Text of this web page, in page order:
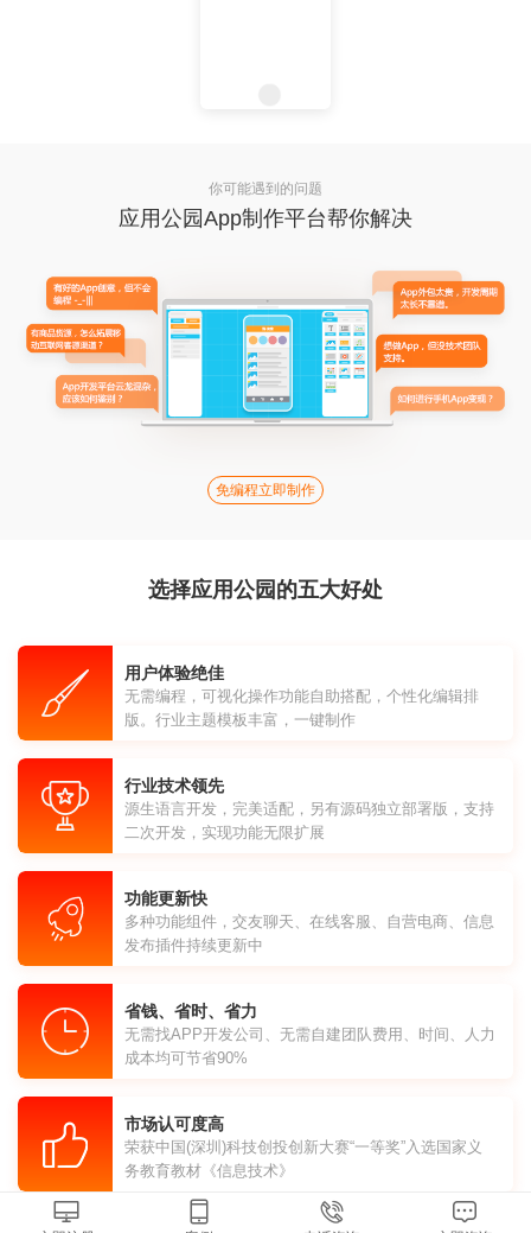
你可能遇到的问题
应用公园App制作平台帮你解决
免编程立即制作
选择应用公园的五大好处
用户体验绝佳
无需编程，可视化操作功能自助搭配，个性化编辑排
版。行业主题模板丰富，一键制作
行业技术领先
源生语言开发，完美适配，另有源码独立部署版，支持
二次开发，实现功能无限扩展
功能更新快
多种功能组件，交友聊天、在线客服、自营电商、信息
发布插件持续更新中
省钱、省时、省力
无需找APP开发公司、无需自建团队费用、时间、人力
成本均可节省90%
市场认可度高
荣获中国(深圳)科技创投创新大赛“一等奖”入选国家义
务教育教材《信息技术》